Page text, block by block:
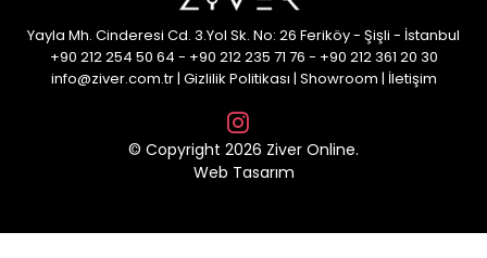
Yayla Mh. Cinderesi Cd. 3.Yol Sk. No: 26 Feriköy - Şişli - İstanbul
+90 212 254 50 64 - +90 212 235 71 76 - +90 212 361 20 30
info@ziver.com.tr| Gizlilik Politikası | Showroom | İletişim
© Copyright 2026 Ziver Online.
Web Tasarım